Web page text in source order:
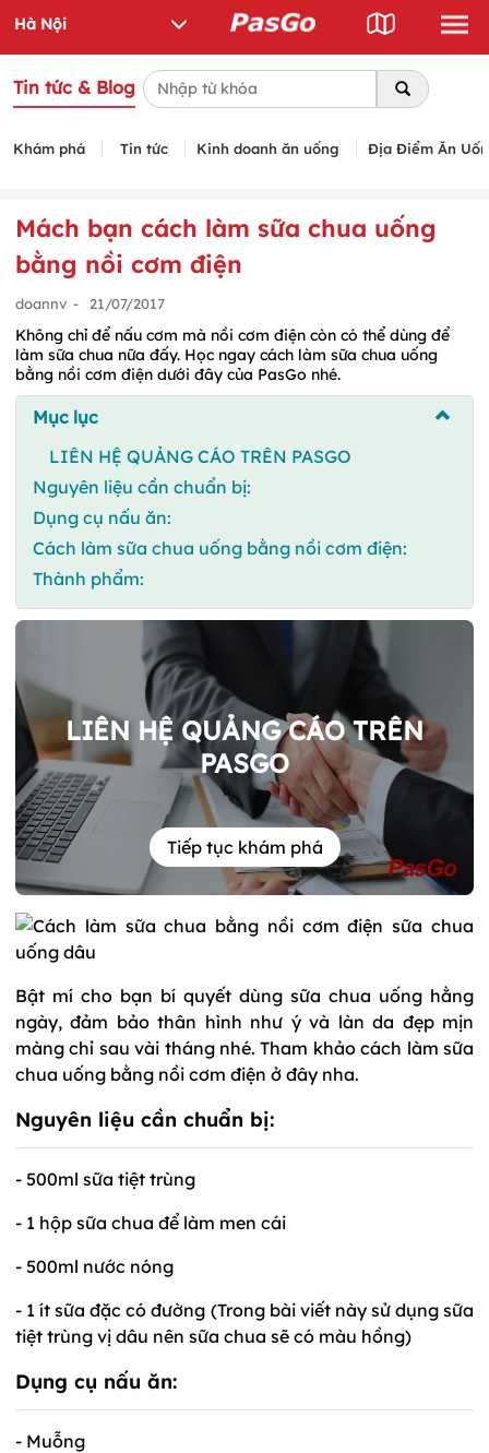
Tin tức & Blog
Khám phá Tin tức Kinh doanh ăn uống Địa Điểm Ăn
Mách bạn cách làm sữa chua uống
bằng nồi cơm điện
doannv - 21/07/2017
Không chỉ để nấu cơm mà nồi cơm điện còn có thể dùng để
làm sữa chua nữa đấy. Học ngay cách làm sữa chua uống
bằng nồi cơm điện dưới đây của PasGo nhé.
Mục lục
LIÊN HỆ QUẢNG CÁO TRÊN PASGO
Nguyên liệu cần chuẩn bị:
Dụng cụ nấu ăn:
Cách làm sữa chua uống bằng nồi cơm điện:
Thành phẩm:
LIÊN HỆ QUẢNG CÁO TRÊN
PASGO
Tiếp tục khám phá
Bật mí cho bạn bí quyết dùng sữa chua uống hằng
ngày, đảm bảo thân hình như ý và làn da đẹp mịn
màng chỉ sau vài tháng nhé. Tham khảo cách làm sữa
chua uống bằng nồi cơm điện ở đây nha.
Nguyên liệu cần chuẩn bị:
- 500ml sữa tiệt trùng
- 1 hộp sữa chua để làm men cái
- 500ml nước nóng
- 1 ít sữa đặc có đường (Trong bài viết này sử dụng sữa
tiệt trùng vị dâu nên sữa chua sẽ có màu hồng)
Dụng cụ nấu ăn:
- Muỗng